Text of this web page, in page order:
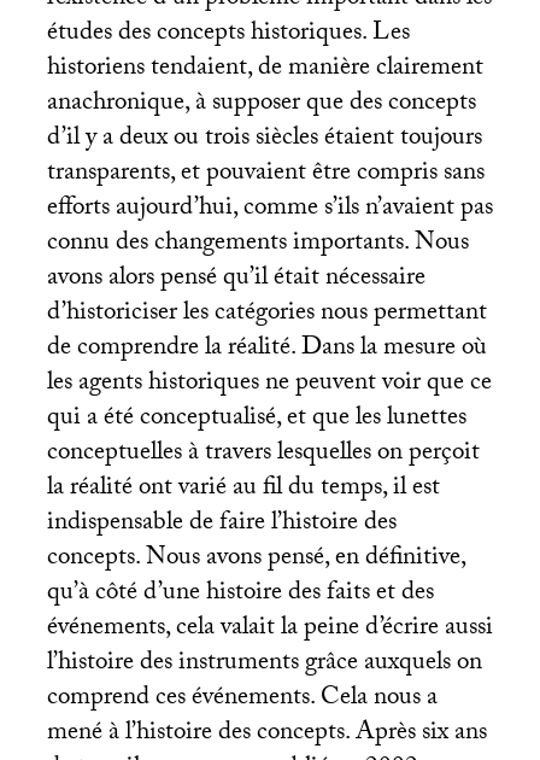
études des concepts historiques. Les
historiens tendaient, de manière clairement
anachronique, à supposer que des concepts
d’il y a deux ou trois siècles étaient toujours
transparents, et pouvaient être compris sans
efforts aujourd’hui, comme s’ils n’avaient pas
connu des changements importants. Nous
avons alors pensé qu’il était nécessaire
d’historiciser les catégories nous permettant
de comprendre la réalité. Dans la mesure où
les agents historiques ne peuvent voir que ce
qui a été conceptualisé, et que les lunettes
conceptuelles à travers lesquelles on perçoit
la réalité ont varié au fil du temps, il est
indispensable de faire l’histoire des
concepts. Nous avons pensé, en définitive,
qu’à côté d’une histoire des faits et des
événements, cela valait la peine d’écrire aussi
l’histoire des instruments grâce auxquels on
comprend ces événements. Cela nous a
mené à l’histoire des concepts. Après six ans